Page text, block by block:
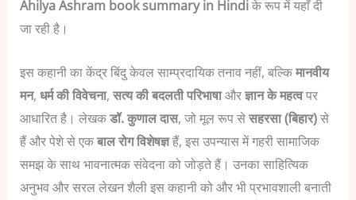
Ahilya Ashram book summary in Hindiके रूप में यहाँ दी
जा रही है।
इसकहानी का केंद्र बिंदु केवल साम्प्रदायिक तनाव नहीं, बल्किमानवीय
मन, धर्म की विवेचना, सत्य की बदलती परिभाषाऔरज्ञान के महत्वपर
आधारित है। लेखकडॉ. कुणाल दास, जो मूल रूप सेसहरसा (बिहार)से
हैं और पेशे से एकबाल रोग विशेषज्ञहैं, इस उपन्यास में गहरी सामाजिक
समझ के साथ भावनात्मक संवेदना को जोड़ते हैं। उनका साहित्यिक
अनुभव और सरल लेखन शैली इस कहानी को और भी प्रभावशाली बनाती